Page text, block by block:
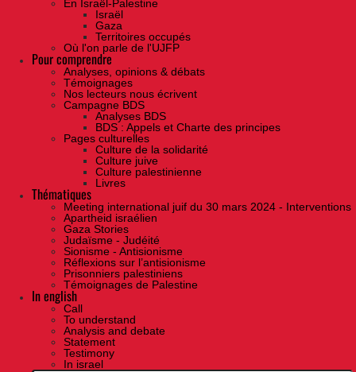
En Israël-Palestine
Israël
Gaza
Territoires occupés
Où l'on parle de l'UJFP
Pour comprendre
Analyses, opinions & débats
Témoignages
Nos lecteurs nous écrivent
Campagne BDS
Analyses BDS
BDS : Appels et Charte des principes
Pages culturelles
Culture de la solidarité
Culture juive
Culture palestinienne
Livres
Thématiques
Meeting international juif du 30 mars 2024 - Interventions
Apartheid israélien
Gaza Stories
Judaïsme - Judéité
Sionisme - Antisionisme
Réflexions sur l’antisionisme
Prisonniers palestiniens
Témoignages de Palestine
In english
Call
To understand
Analysis and debate
Statement
Testimony
In israel